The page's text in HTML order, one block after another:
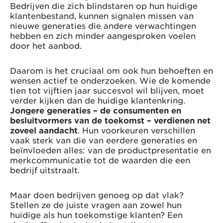
Bedrijven die zich blindstaren op hun huidige
klantenbestand, kunnen signalen missen van
nieuwe generaties die andere verwachtingen
hebben en zich minder aangesproken voelen
door het aanbod.
Daarom is het cruciaal om ook hun behoeften en
wensen actief te onderzoeken. Wie de komende
tien tot vijftien jaar succesvol wil blijven, moet
verder kijken dan de huidige klantenkring.
Jongere generaties – de consumenten en
besluitvormers van de toekomst – verdienen net
zoveel aandacht. Hun voorkeuren verschillen
vaak sterk van die van eerdere generaties en
beïnvloeden alles: van de productpresentatie en
merkcommunicatie tot de waarden die een
bedrijf uitstraalt.
Maar doen bedrijven genoeg op dat vlak?
Stellen ze de juiste vragen aan zowel hun
huidige als hun toekomstige klanten? Een